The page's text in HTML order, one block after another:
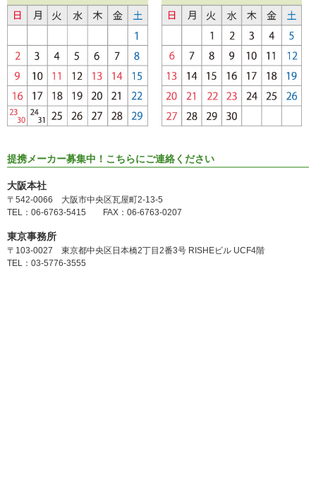
提携メーカー募集中！こちらにご連絡ください
大阪本社
〒542-0066 大阪市中央区瓦屋町2-13-5
TEL：06-6763-5415 FAX：06-6763-0207
東京事務所
〒103-0027 東京都中央区日本橋2丁目2番3号 RISHEビル UCF4階
TEL：03-5776-3555